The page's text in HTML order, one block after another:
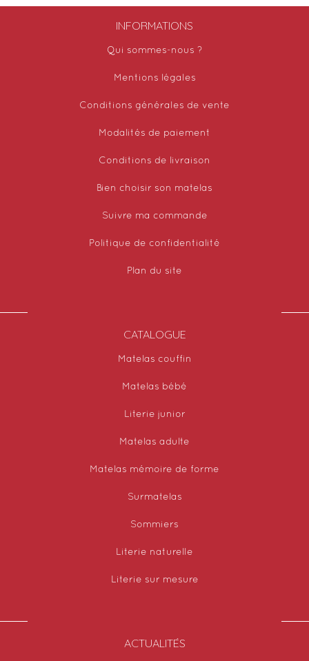
INFORMATIONS
Qui sommes-nous ?
Mentions légales
Conditions générales de vente
Modalités de paiement
Conditions de livraison
Bien choisir son matelas
Suivre ma commande
Politique de confidentialité
Plan du site
CATALOGUE
Matelas couffin
Matelas bébé
Literie junior
Matelas adulte
Matelas mémoire de forme
Surmatelas
Sommiers
Literie naturelle
Literie sur mesure
ACTUALITÉS